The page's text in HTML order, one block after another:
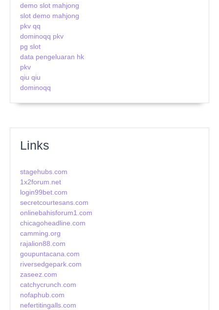
demo slot mahjong
slot demo mahjong
pkv qq
dominoqq pkv
pg slot
data pengeluaran hk
pkv
qiu qiu
dominoqq
Links
stagehubs.com
1x2forum.net
login99bet.com
secretcourtesans.com
onlinebahisforum1.com
chicagoheadline.com
camming.org
rajalion88.com
goupuntacana.com
riversedgepark.com
zaseez.com
catchycrunch.com
nofaphub.com
nefertitingalls.com